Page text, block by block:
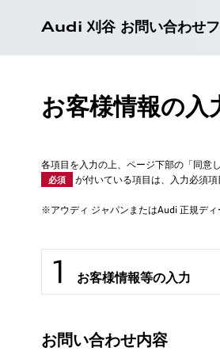
Audi 刈谷 お問い合わせ
お客様情報の入
各項目を入力の上、ページ下部の「同意
必須 が付いている項目は、入力必須
※アウディ ジャパンまたはAudi 正規ディ
お客様情報等の入力
お問い合わせ内容